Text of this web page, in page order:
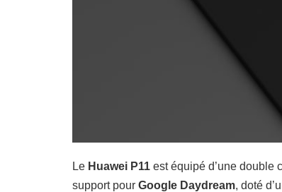
Le Huawei P11 est équipé d’une double
support pour Google Daydream, doté